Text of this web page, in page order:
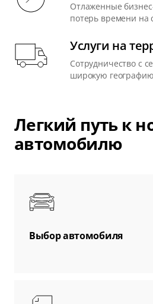
Отлаженные
потерь времени на
Услуги на
Сотрудничество с
широкую
Легкий путь к
автомобилю
Выбор автомобиля